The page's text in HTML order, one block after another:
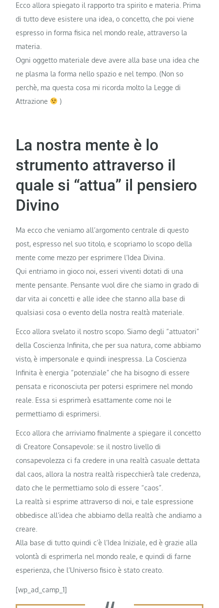
Ecco allora spiegato il rapporto tra spirito e materia. Prima
di tutto deve esistere una idea, o concetto, che poi viene
espresso in forma fisica nel mondo reale, attraverso la
materia.
Ogni oggetto materiale deve avere alla base una idea che
ne plasma la forma nello spazio e nel tempo. (Non so
perchè, ma questa cosa mi ricorda molto la Legge di
Attrazione
)
La nostra mente è lo
strumento attraverso il
quale si “attua” il pensiero
Divino
Ma ecco che veniamo all’argomento centrale di questo
post, espresso nel suo titolo, e scopriamo lo scopo della
mente come mezzo per esprimere l’Idea Divina.
Qui entriamo in gioco noi, esseri viventi dotati di una
mente pensante. Pensante vuol dire che siamo in grado di
dar vita ai concetti e alle idee che stanno alla base di
qualsiasi cosa o evento della nostra realtà materiale.
Ecco allora svelato il nostro scopo. Siamo degli “attuatori”
della Coscienza Infinita, che per sua natura, come abbiamo
visto, è impersonale e quindi inespressa. La Coscienza
Infinita è energia “potenziale” che ha bisogno di essere
pensata e riconosciuta per potersi esprimere nel mondo
reale. Essa si esprimerà esattamente come noi le
permettiamo di esprimersi.
Ecco allora che arriviamo finalmente a spiegare il concetto
di Creatore Consapevole: se il nostro livello di
consapevolezza ci fa credere in una realtà casuale dettata
dal caos, allora la nostra realtà rispecchierà tale credenza,
dato che le permettiamo solo di essere “caos”.
La realtà si esprime attraverso di noi, e tale espressione
obbedisce all’idea che abbiamo della realtà che andiamo a
creare.
Alla base di tutto quindi c’è l’Idea Iniziale, ed è grazie alla
volontà di esprimerla nel mondo reale, e quindi di farne
esperienza, che l’Universo fisico è stato creato.
[wp_ad_camp_1]